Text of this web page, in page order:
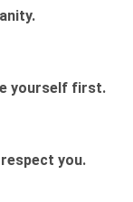
yourself first.
you.